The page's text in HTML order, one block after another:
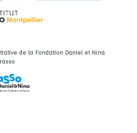
de la Fondation Daniel et Nina